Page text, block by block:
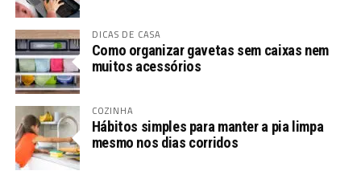
DICAS DE CASA
Como organizar gavetas sem caixas nem
muitos acessórios
COZINHA
Hábitos simples para manter a pia limpa
mesmo nos dias corridos